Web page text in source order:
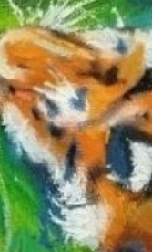
Также
13